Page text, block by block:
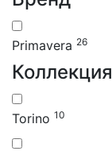
Primavera 26
Коллекция
Torino 10